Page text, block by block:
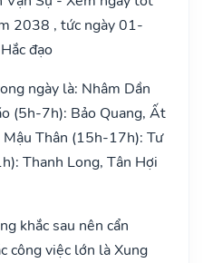
2038 , tức ngày 01-
đạo
ngày là: Nhâm Dần
(5h-7h): Bảo Quang, Ất
Thân (15h-17h): Tư
Thanh Long, Tân Hợi
khắc sau nên cẩn
công việc lớn là Xung